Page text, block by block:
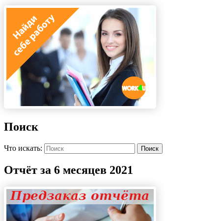
Поиск
Что искать: Поиск
Отчёт за 6 месяцев 2021